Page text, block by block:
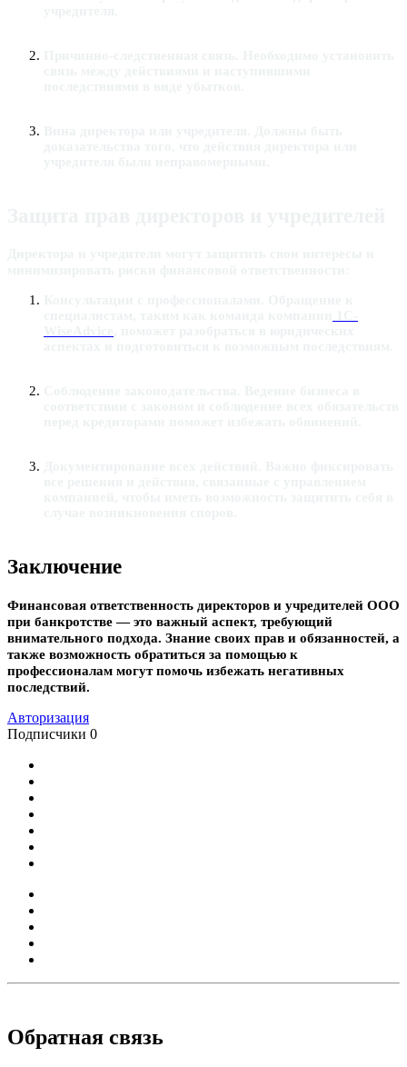
Заключение
Финансовая ответственность директоров и учредителей ООО
при банкротстве — это важный аспект, требующий
внимательного подхода. Знание своих прав и обязанностей, а
также возможность обратиться за помощью к
профессионалам могут помочь избежать негативных
последствий.
Авторизация
Подписчики 0
Обратная связь